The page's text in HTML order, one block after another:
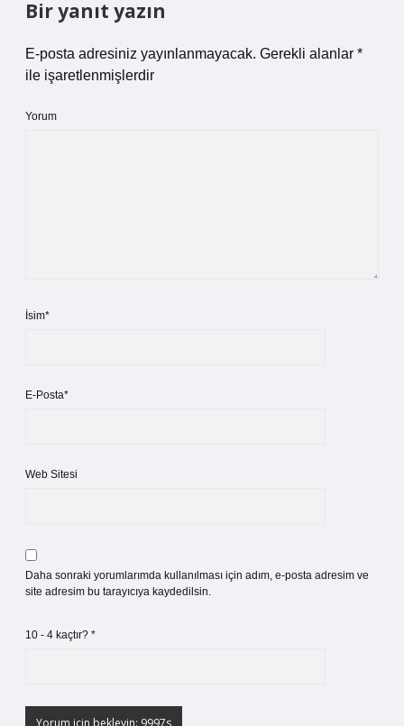
Bir yanıt yazın
E-posta adresiniz yayınlanmayacak. Gerekli alanlar *
ile işaretlenmişlerdir
Yorum
İsim*
E-Posta*
Web Sitesi
Daha sonraki yorumlarımda kullanılması için adım, e-posta adresim ve
site adresim bu tarayıcıya kaydedilsin.
10 - 4 kaçtır? *